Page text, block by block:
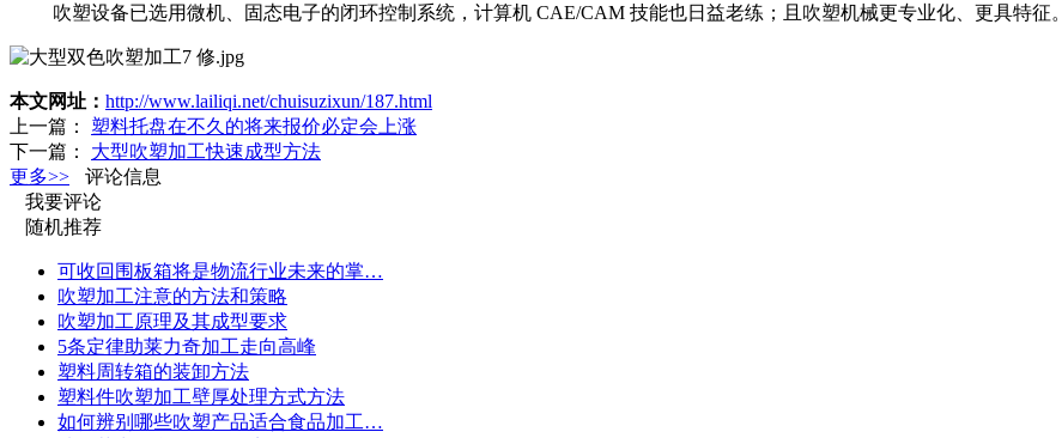
吹塑设备已选用微机、固态电子的闭环控制系统，计算机 CAE/CAM 技能也日益老练；且吹塑机械更专业化、更具特征。
本文网址： http://www.lailiqi.net/chuisuzixun/187.html
上一篇： 塑料托盘在不久的将来报价必定会上涨
下一篇： 大型吹塑加工快速成型方法
更多>>
评论信息
我要评论
随机推荐
可收回围板箱将是物流行业未来的掌…
吹塑加工注意的方法和策略
吹塑加工原理及其成型要求
5条定律助莱力奇加工走向高峰
塑料周转箱的装卸方法
塑料件吹塑加工壁厚处理方式方法
如何辨别哪些吹塑产品适合食品加工…